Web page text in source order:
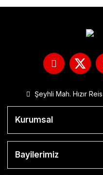
Şeyhli Mah. Hızır
Kurumsal
Bayilerimiz